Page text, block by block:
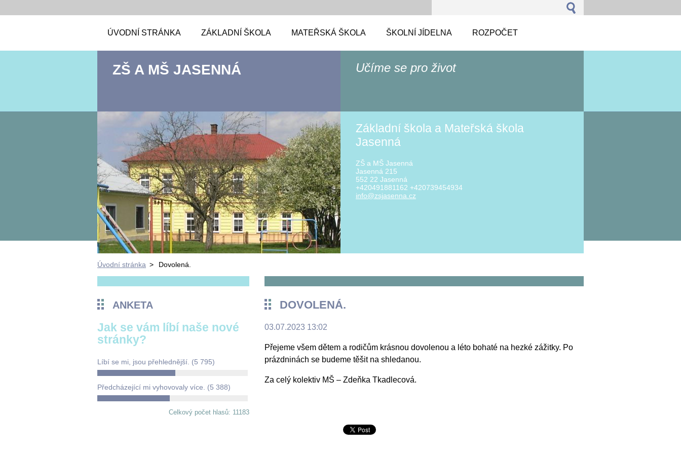
ÚVODNÍ STRÁNKA ZÁKLADNÍ ŠKOLA MATEŘSKÁ ŠKOLA ŠKOLNÍ JÍDELNA ROZPOČET
ZŠ A MŠ JASENNÁ Učíme se pro život
Základní škola a Mateřská škola
Jasenná
ZŠ a MŠ Jasenná
Jasenná 215
552 22 Jasenná
+420491881162 +420739454934
info@zsjasenna.cz
Úvodní stránka > Dovolená.
ANKETA
Jak se vám líbí naše nové
stránky?
Líbí se mi, jsou přehlednější. (5 795)
Předcházející mi vyhovovaly více. (5 388)
Celkový počet hlasů: 11183
DOVOLENÁ.
03.07.2023 13:02
Přejeme všem dětem a rodičům krásnou dovolenou a léto bohaté na hezké zážitky. Po
prázdninách se budeme těšit na shledanou.
Za celý kolektiv MŠ – Zdeňka Tkadlecová.